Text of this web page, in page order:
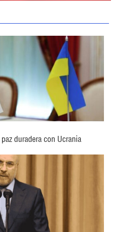
duradera con Ucrania